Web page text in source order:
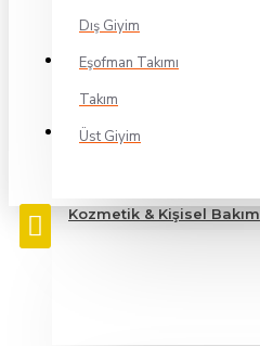
Dış Giyim
Eşofman Takımı
Takım
Üst Giyim
Kozmetik & Kişisel Bakım